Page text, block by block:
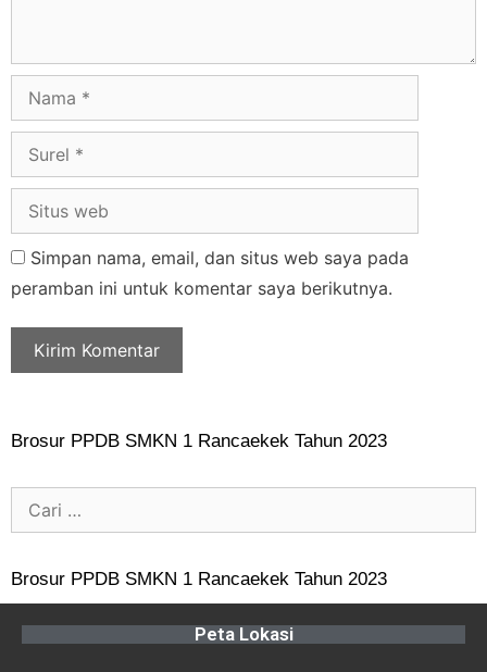
Simpan nama, email, dan situs web saya pada
peramban ini untuk komentar saya berikutnya.
Brosur PPDB SMKN 1 Rancaekek Tahun 2023
Brosur PPDB SMKN 1 Rancaekek Tahun 2023
Peta Lokasi